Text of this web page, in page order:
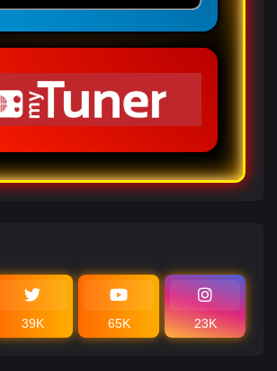
39K 65K 23K